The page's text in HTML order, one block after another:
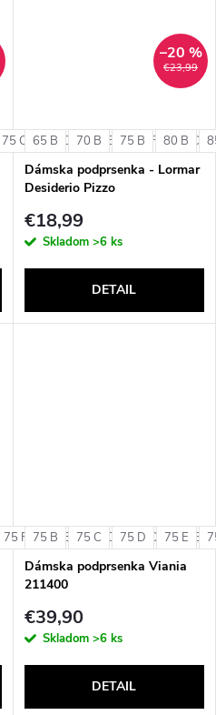
75 C 75 D 75 E 75 F 80 C
€23,99
–20 %
65 B 70 B 75 B 80 B
Dámska podprsenka - Lormar
Desiderio Pizzo
€18,99
Skladom >6 ks
DETAIL
75 F 80 B 80 C 80 D 80 E
75 B 75 C 75 D 75 E
Dámska podprsenka Viania
211400
€39,90
Skladom >6 ks
DETAIL